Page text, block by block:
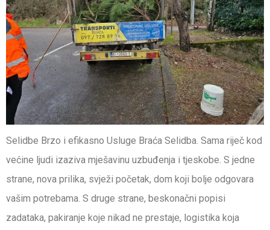
Selidbe Brzo i efikasno Usluge Braća Selidba. Sama riječ kod
većine ljudi izaziva mješavinu uzbuđenja i tjeskobe. S jedne
strane, nova prilika, svježi početak, dom koji bolje odgovara
vašim potrebama. S druge strane, beskonačni popisi
zadataka, pakiranje koje nikad ne prestaje, logistika koja